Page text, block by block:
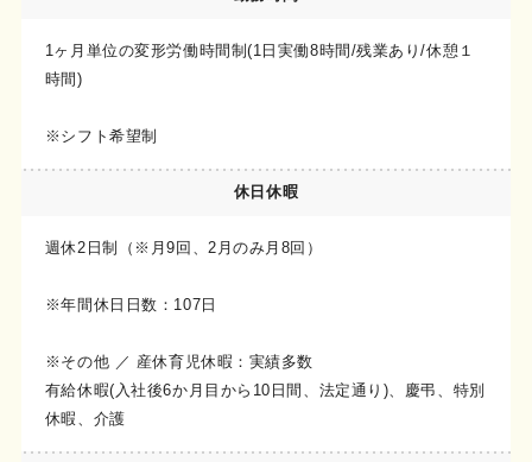
1ヶ月単位の変形労働時間制(1日実働8時間/残業あり/休憩１
時間)
※シフト希望制
休日休暇
週休2日制（※月9回、2月のみ月8回）
※年間休日日数：107日
※その他 ／ 産休育児休暇：実績多数
有給休暇(入社後6か月目から10日間、法定通り)、慶弔、特別
休暇、介護